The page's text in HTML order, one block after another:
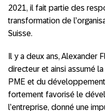
2021, il fait partie des
transformation de
Suisse.
Il y a deux ans, Alexander
directeur et ainsi assumé
PME et du
fortement favorisé le
l’entreprise, donné une